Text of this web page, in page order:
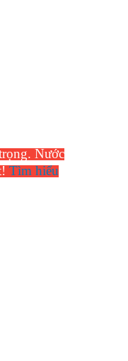
Nước
Tìm hiểu